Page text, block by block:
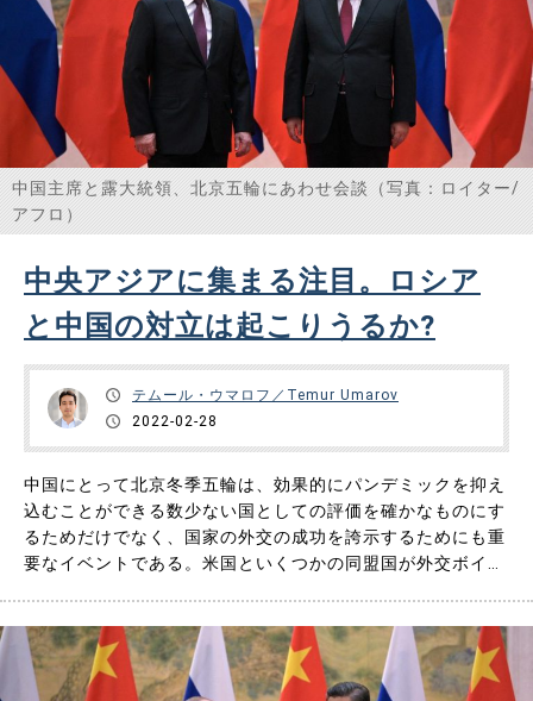
中国主席と露大統領、北京五輪にあわせ会談（写真：ロイター/
アフロ）
中央アジアに集まる注目。ロシア
と中国の対立は起こりうるか?
テムール・ウマロフ／Temur Umarov
2022-02-28
中国にとって北京冬季五輪は、効果的にパンデミックを抑え
込むことができる数少ない国としての評価を確かなものにす
るためだけでなく、国家の外交の成功を誇示するためにも重
要なイベントである。米国といくつかの同盟国が外交ボイコ
プーチン大統領であり、習近平国家主席と最初に会談したの
も同大統領であった。……